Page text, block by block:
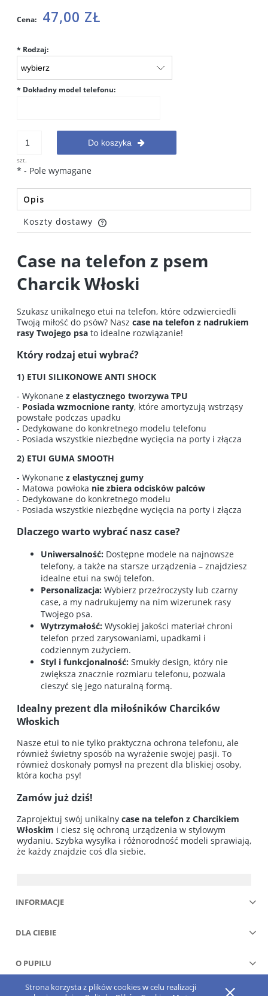
Strona korzysta z plików cookies w celu realizacji
Cena: 47,00 ZŁ
* Rodzaj:
* Dokładny model telefonu:
szt.
Do koszyka
* - Pole wymagane
Opis
Koszty dostawy
Cena nie zawiera ewentualnych kosztów płatności
Case na telefon z psem
Charcik Włoski
Szukasz unikalnego etui na telefon, które odzwierciedli
Twoją miłość do psów? Nasz case na telefon z nadrukiem
rasy Twojego psa to idealne rozwiązanie!
Który rodzaj etui wybrać?
1) ETUI SILIKONOWE ANTI SHOCK
- Wykonane z elastycznego tworzywa TPU
- Posiada wzmocnione ranty, które amortyzują wstrząsy
powstałe podczas upadku
- Dedykowane do konkretnego modelu telefonu
- Posiada wszystkie niezbędne wycięcia na porty i złącza
2) ETUI GUMA SMOOTH
- Wykonane z elastycznej gumy
- Matowa powłoka nie zbiera odcisków palców
- Dedykowane do konkretnego modelu
- Posiada wszystkie niezbędne wycięcia na porty i złącza
Dlaczego warto wybrać nasz case?
Uniwersalność: Dostępne modele na najnowsze
telefony, a także na starsze urządzenia – znajdziesz
idealne etui na swój telefon.
Personalizacja: Wybierz przeźroczysty lub czarny
case, a my nadrukujemy na nim wizerunek rasy
Twojego psa.
Wytrzymałość: Wysokiej jakości materiał chroni
telefon przed zarysowaniami, upadkami i
codziennym zużyciem.
Styl i funkcjonalność: Smukły design, który nie
zwiększa znacznie rozmiaru telefonu, pozwala
cieszyć się jego naturalną formą.
Idealny prezent dla miłośników Charcików
Włoskich
Nasze etui to nie tylko praktyczna ochrona telefonu, ale
również świetny sposób na wyrażenie swojej pasji. To
również doskonały pomysł na prezent dla bliskiej osoby,
która kocha psy!
Zamów już dziś!
Zaprojektuj swój unikalny case na telefon z Charcikiem
Włoskim i ciesz się ochroną urządzenia w stylowym
wydaniu. Szybka wysyłka i różnorodność modeli sprawiają,
że każdy znajdzie coś dla siebie.
INFORMACJE
DLA CIEBIE
O PUPILU